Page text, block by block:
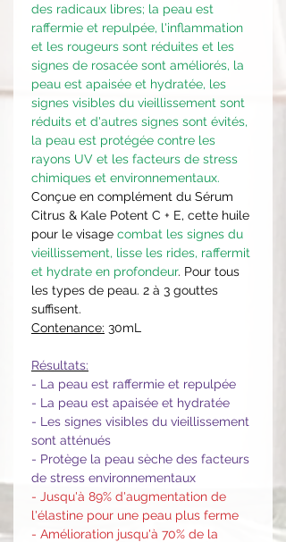
des radicaux libres; la peau est
raffermie et repulpée, l'inflammation
et les rougeurs sont réduites et les
signes de rosacée sont améliorés, la
peau est apaisée et hydratée, les
signes visibles du vieillissement sont
réduits et d'autres signes sont évités,
la peau est protégée contre les
rayons UV et les facteurs de stress
chimiques et environnementaux.
Conçue en complément du Sérum
Citrus & Kale Potent C + E, cette huile
pour le visage combat les signes du
vieillissement, lisse les rides, raffermit
et hydrate en profondeur. Pour tous
les types de peau. 2 à 3 gouttes
suffisent.
Contenance: 30mL
Résultats:
- La peau est raffermie et repulpée
- La peau est apaisée et hydratée
- Les signes visibles du vieillissement
sont atténués
- Protège la peau sèche des facteurs
de stress environnementaux
- Jusqu'à 89% d'augmentation de
l'élastine pour une peau plus ferme
- Amélioration jusqu'à 70% de la